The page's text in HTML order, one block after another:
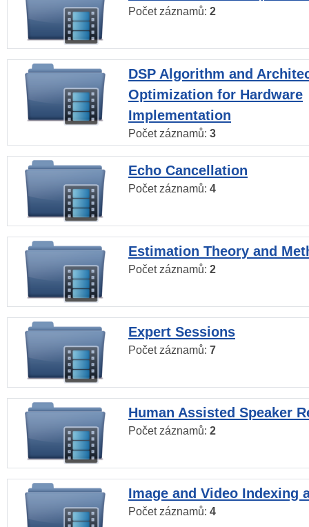
Počet záznamů: 2
DSP Algorithm and
Optimization for Hardware
Implementation
Počet záznamů: 3
Echo Cancellation
Počet záznamů: 4
Estimation Theory and
Počet záznamů: 2
Expert Sessions
Počet záznamů: 7
Human Assisted Speaker
Počet záznamů: 2
Image and Video Indexing
Počet záznamů: 4